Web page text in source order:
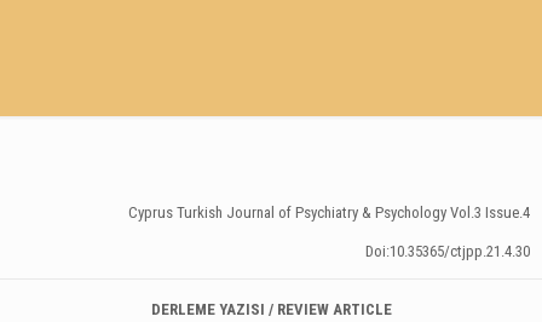
Cyprus Turkish Journal of Psychiatry & Psychology Vol.3 Issue.4
Doi:10.35365/ctjpp.21.4.30
DERLEME YAZISI / REVIEW ARTICLE